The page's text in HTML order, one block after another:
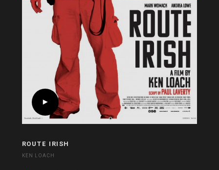
ROUTE IRISH
KEN LOACH